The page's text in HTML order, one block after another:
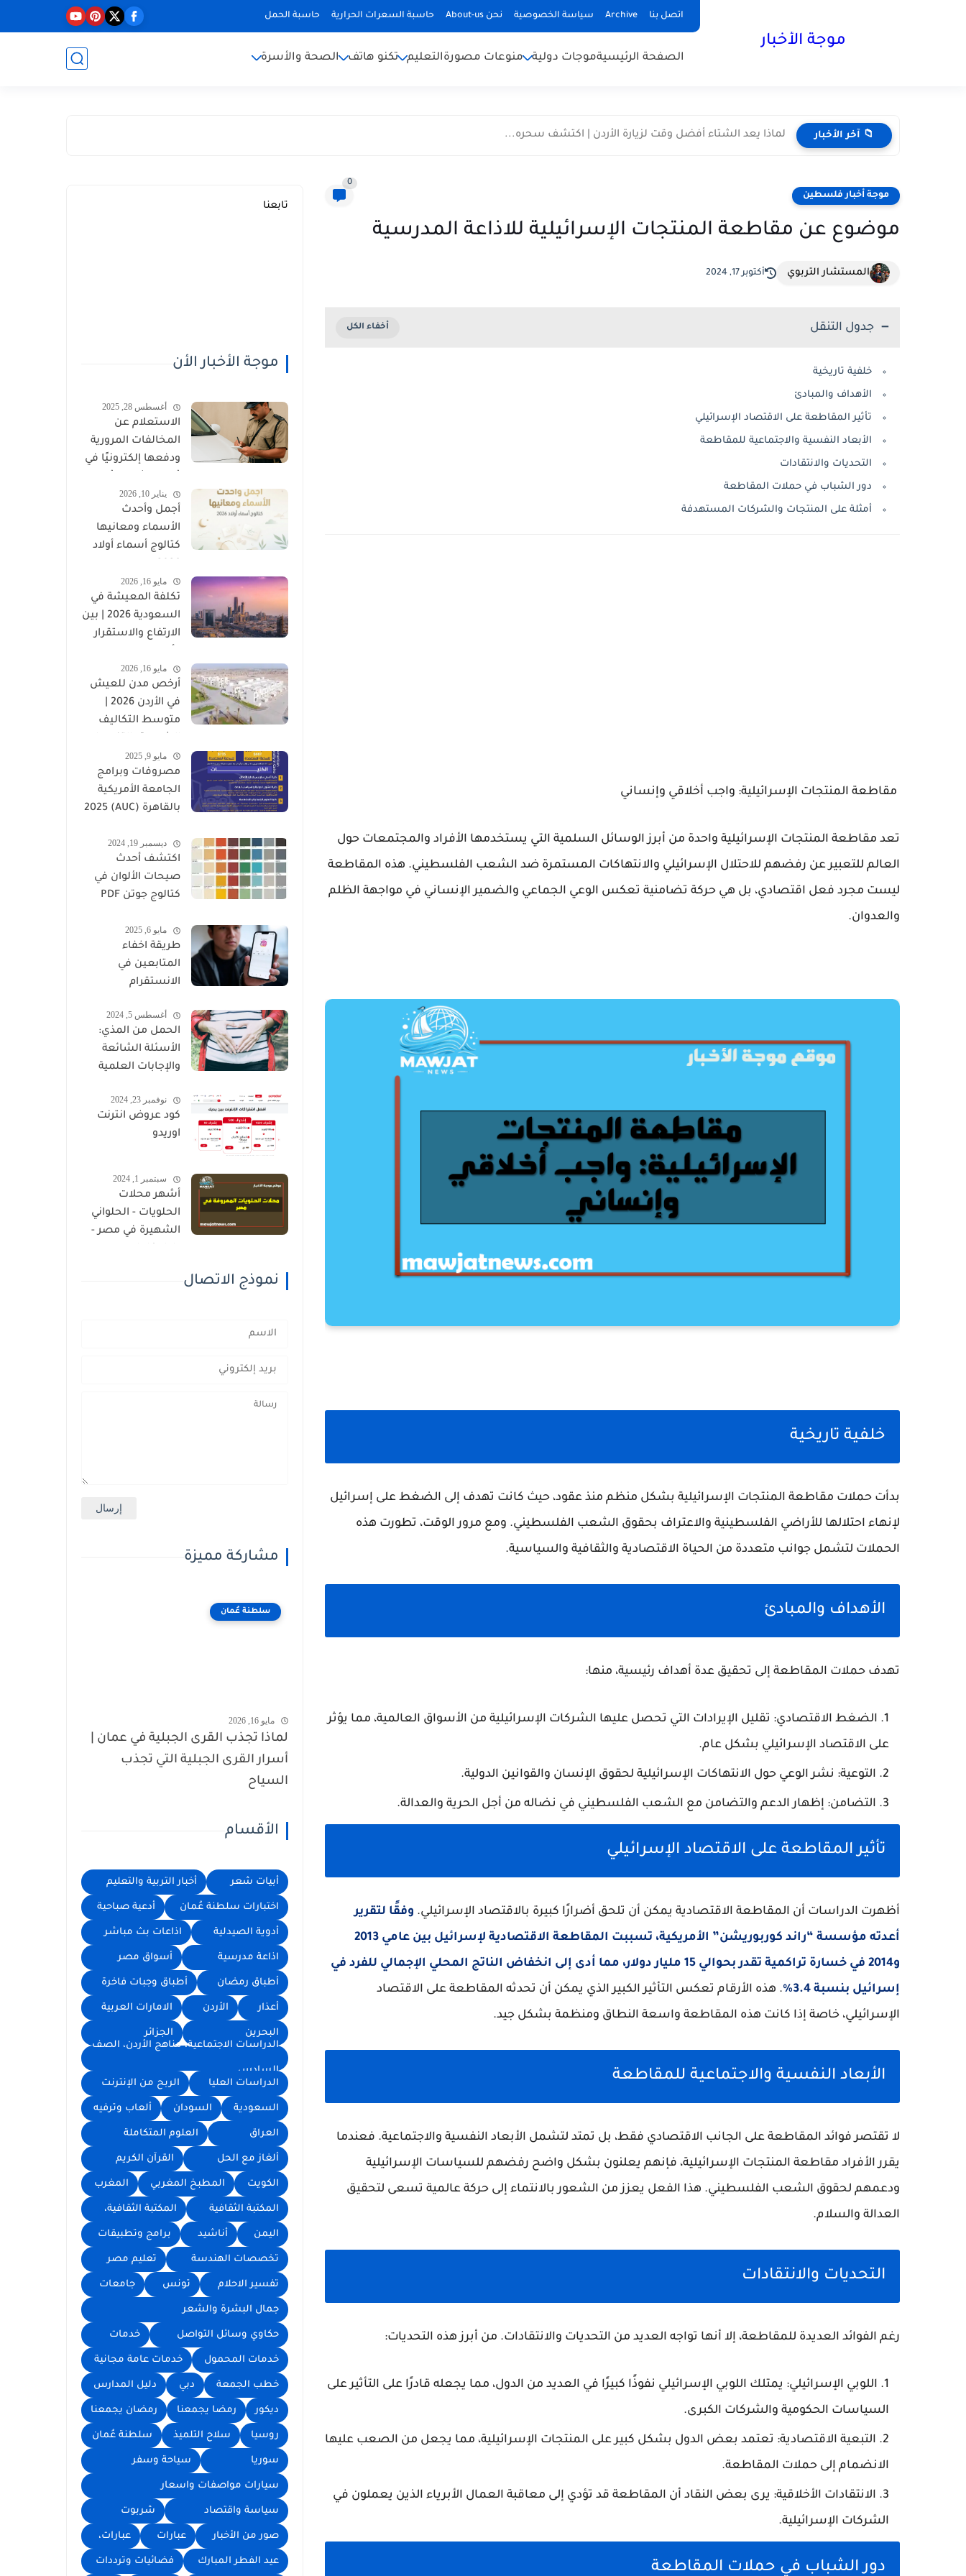
اتصل بنا Archive سياسة الخصوصية نحن About-us حاسبة السعرات الحرارية حاسبة الحمل
موجة الأخبار
الصفحة الرئيسيةموجات دولية منوعات مصورةالتعليم تكنو هاتف الصحة والأسرة
📁 آخر الأخبار لماذا يعد الشتاء أفضل وقت لزيارة الأردن | اكتشف سحره...
موجة أخبار فلسطين
0
موضوع عن مقاطعة المنتجات الإسرائيلية للاذاعة المدرسية
المستشار التربوي أكتوبر 17, 2024
جدول التنقل
خلفية تاريخية
الأهداف والمبادئ
تأثير المقاطعة على الاقتصاد الإسرائيلي
الأبعاد النفسية والاجتماعية للمقاطعة
التحديات والانتقادات
دور الشباب في حملات المقاطعة
أمثلة على المنتجات والشركات المستهدفة
مقاطعة المنتجات الإسرائيلية: واجب أخلاقي وإنساني
تعد مقاطعة المنتجات الإسرائيلية واحدة من أبرز الوسائل السلمية التي يستخدمها الأفراد والمجتمعات حول
العالم للتعبير عن رفضهم للاحتلال الإسرائيلي والانتهاكات المستمرة ضد الشعب الفلسطيني. هذه المقاطعة
ليست مجرد فعل اقتصادي، بل هي حركة تضامنية تعكس الوعي الجماعي والضمير الإنساني في مواجهة الظلم
والعدوان.
خلفية تاريخية
بدأت حملات مقاطعة المنتجات الإسرائيلية بشكل منظم منذ عقود، حيث كانت تهدف إلى الضغط على إسرائيل
لإنهاء احتلالها للأراضي الفلسطينية والاعتراف بحقوق الشعب الفلسطيني. ومع مرور الوقت، تطورت هذه
الحملات لتشمل جوانب متعددة من الحياة الاقتصادية والثقافية والسياسية.
الأهداف والمبادئ
تهدف حملات المقاطعة إلى تحقيق عدة أهداف رئيسية، منها:
الضغط الاقتصادي: تقليل الإيرادات التي تحصل عليها الشركات الإسرائيلية من الأسواق العالمية، مما يؤثر
على الاقتصاد الإسرائيلي بشكل عام.
التوعية: نشر الوعي حول الانتهاكات الإسرائيلية لحقوق الإنسان والقوانين الدولية.
التضامن: إظهار الدعم والتضامن مع الشعب الفلسطيني في نضاله من أجل الحرية والعدالة.
تأثير المقاطعة على الاقتصاد الإسرائيلي
أظهرت الدراسات أن المقاطعة الاقتصادية يمكن أن تلحق أضرارًا كبيرة بالاقتصاد الإسرائيلي. وفقًا لتقرير
أعدته مؤسسة “راند كوربوريشن” الأمريكية، تسببت المقاطعة الاقتصادية لإسرائيل بين عامي 2013
و2014 في خسارة تراكمية تقدر بحوالي 15 مليار دولار، مما أدى إلى انخفاض الناتج المحلي الإجمالي للفرد في
إسرائيل بنسبة 3.4%
. هذه الأرقام تعكس التأثير الكبير الذي يمكن أن تحدثه المقاطعة على الاقتصاد
الإسرائيلي، خاصة إذا كانت هذه المقاطعة واسعة النطاق ومنظمة بشكل جيد.
الأبعاد النفسية والاجتماعية للمقاطعة
لا تقتصر فوائد المقاطعة على الجانب الاقتصادي فقط، بل تمتد لتشمل الأبعاد النفسية والاجتماعية. فعندما
يقرر الأفراد مقاطعة المنتجات الإسرائيلية، فإنهم يعلنون بشكل واضح رفضهم للسياسات الإسرائيلية
ودعمهم لحقوق الشعب الفلسطيني. هذا الفعل يعزز من الشعور بالانتماء إلى حركة عالمية تسعى لتحقيق
العدالة والسلام.
التحديات والانتقادات
رغم الفوائد العديدة للمقاطعة، إلا أنها تواجه العديد من التحديات والانتقادات. من أبرز هذه التحديات:
اللوبي الإسرائيلي: يمتلك اللوبي الإسرائيلي نفوذًا كبيرًا في العديد من الدول، مما يجعله قادرًا على التأثير على
السياسات الحكومية والشركات الكبرى.
التبعية الاقتصادية: تعتمد بعض الدول بشكل كبير على المنتجات الإسرائيلية، مما يجعل من الصعب عليها
الانضمام إلى حملات المقاطعة.
الانتقادات الأخلاقية: يرى بعض النقاد أن المقاطعة قد تؤدي إلى معاقبة العمال الأبرياء الذين يعملون في
الشركات الإسرائيلية.
دور الشباب في حملات المقاطعة
تابعنا
موجة الأخبار الأن
أغسطس 28, 2025
الاستعلام عن
المخالفات المرورية
ودفعها إلكترونيًا في
السلطانية)
يناير 10, 2026
أجمل وأحدث
الأسماء ومعانيها
كتالوج أسماء أولاد
مايو 16, 2026
تكلفة المعيشة في
السعودية 2026 | بين
الارتفاع والاستقرار
المؤثرة
مايو 16, 2026
أرخص مدن للعيش
متوسط التكاليف
مايو 9, 2025
مصروفات وبرامج
الجامعة الأمريكية
بالقاهرة (AUC) 2025
ديسمبر 19, 2024
اكتشف أحدث
صيحات الألوان في
كتالوج جوتن PDF
مايو 6, 2025
طريقة اخفاء
المتابعين في
الانستقرام
أغسطس 5, 2024
الحمل من المذي:
الأسئلة الشائعة
والإجابات العلمية
نوفمبر 23, 2024
كود عروض انترنت
اوريدو
سبتمبر 1, 2024
أشهر محلات
الحلويات - الحلواني
الشهيرة في مصر -
نموذج الاتصال
مشاركة مميزة
سلطنة عُمان
مايو 16, 2026
لماذا تجذب القرى الجبلية في عمان |
أسرار القرى الجبلية التي تجذب
السياح
الأقسام
أبيات شعر أخبار التربية والتعليم
اختبارات سلطنة عُمان أدعية صباحية
أدوية الصيدلية اذاعات بث مباشر
اذاعة مدرسية أسواق مصر
أطباق رمضان أطباق وجبات فاخرة
أعذار الأردن الامارات العربية
البحرين
الجزائر
الدراسات الاجتماعية، مناهج الأردن، الصف
السادس
الدراسات العليا
الربح من الإنترنت
السعودية السودان ألعاب وترفيه
العراق العلوم المتكاملة
ألغاز مع الحل القرآن الكريم
الكويت المطبخ المغربي المغرب
المكتبة الثقافية المكتبة الثقافية،
اليمن أناشيد برامج وتطبيقات
تخصصات الهندسة تعليم مصر
تفسير الاحلام تونس جامعات
جمال البشرة والشعر
حكاوي وسائل التواصل خدمات
خدمات المحمول خدمات عامة مجانية
خطب الجمعة دبي دليل المدارس
ديكور رمضا يجمعنا رمضان يجمعنا
روسيا سلاح التلميذ سلطنة عُمان
سوريا سياحة وسفر
سيارات مواصفات واسعار
سياسة واقتصاد شربوت
صور من الأخبار عبارات عبارات،
عيد الفطر المبارك فضائيات وترددات